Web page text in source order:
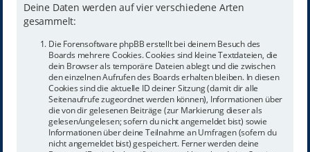
Deine Daten werden auf vier verschiedene Arten
gesammelt:
Die Forensoftware phpBB erstellt bei deinem Besuch des
Boards mehrere Cookies. Cookies sind kleine Textdateien, die
dein Browser als temporäre Dateien ablegt und die zwischen
den einzelnen Aufrufen des Boards erhalten bleiben. In diesen
Cookies sind die aktuelle ID deiner Sitzung (damit dir alle
Seitenaufrufe zugeordnet werden können), Informationen über
die von dir gelesenen Beiträge (zur Markierung dieser als
gelesen/ungelesen; sofern du nicht angemeldet bist) sowie
Informationen über deine Teilnahme an Umfragen (sofern du
nicht angemeldet bist) gespeichert. Ferner werden deine